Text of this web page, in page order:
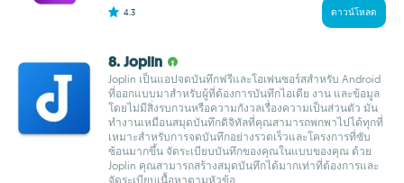
4.3 ดาวน์โหลด
8. Joplin
Joplin เป็นแอปจดบันทึกฟรีและโอเพ่นซอร์สสำหรับ Android
ที่ออกแบบมาสำหรับผู้ที่ต้องการบันทึกไอเดีย งาน และข้อมูล
โดยไม่มีสิ่งรบกวนหรือความกังวลเรื่องความเป็นส่วนตัว มัน
ทำงานเหมือนสมุดบันทึกดิจิทัลที่คุณสามารถพกพาไปได้ทุกที่
เหมาะสำหรับการจดบันทึกอย่างรวดเร็วและโครงการที่ซับ
ซ้อนมากขึ้น จัดระเบียบบันทึกของคุณในแบบของคุณ ด้วย
Joplin คุณสามารถสร้างสมุดบันทึกได้มากเท่าที่ต้องการและ
จัดระเบียบเนื้อหาตามหัวข้อ...